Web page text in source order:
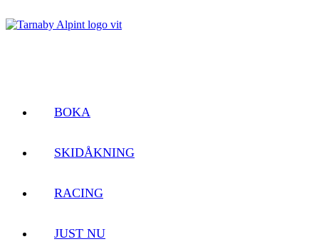
BOKA
SKIDÅKNING
RACING
JUST NU